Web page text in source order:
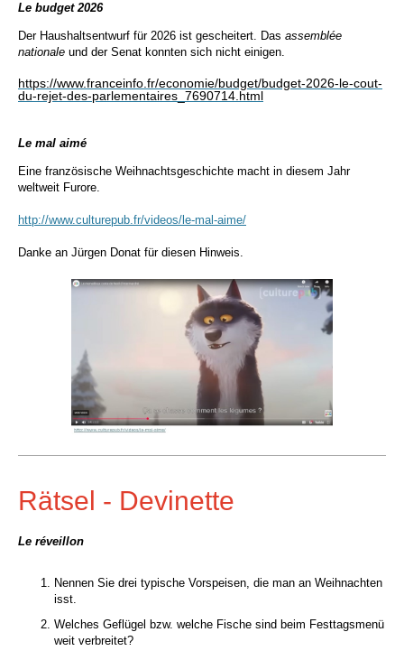
Le budget 2026
Der Haushaltsentwurf für 2026 ist gescheitert. Das assemblée
nationale und der Senat konnten sich nicht einigen.
https://www.franceinfo.fr/economie/budget/budget-2026-le-cout-
du-rejet-des-parlementaires_7690714.html
Le mal aimé
Eine französische Weihnachtsgeschichte macht in diesem Jahr
weltweit Furore.
http://www.culturepub.fr/videos/le-mal-aime/
Danke an Jürgen Donat für diesen Hinweis.
Rätsel - Devinette
Le réveillon
Nennen Sie drei typische Vorspeisen, die man an Weihnachten
isst.
Welches Geflügel bzw. welche Fische sind beim Festtagsmenü
weit verbreitet?